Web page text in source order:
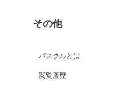
その他
パスクルとは
閲覧履歴